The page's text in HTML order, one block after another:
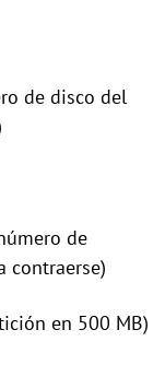
de disco del
de
contraerse)
en 500 MB)